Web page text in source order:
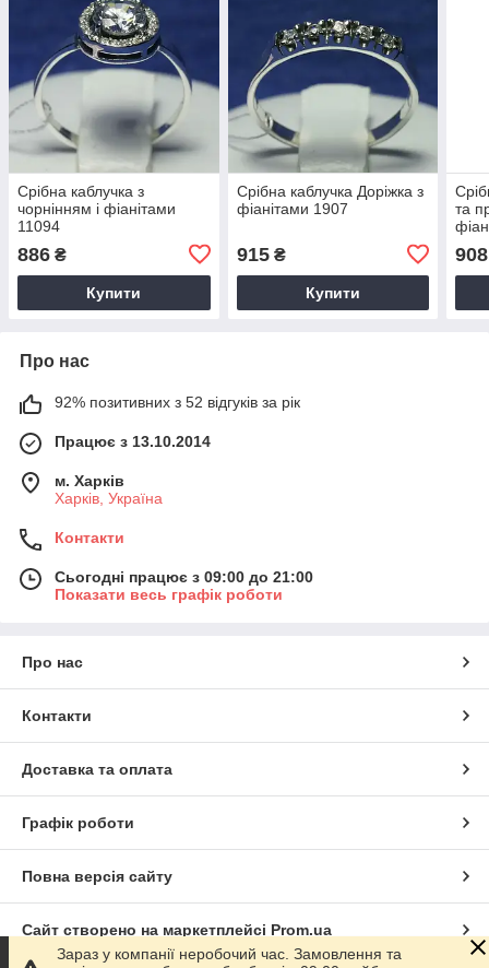
Срібна каблучка з
чорнінням і фіанітами
11094
886 ₴
Купити
Срібна каблучка Доріжка з
фіанітами 1907
915₴
Купити
та
908
Про нас
92% позитивних з 52 відгуків за рік
Працює з 13.10.2014
м. Харків
Харків, Україна
Контакти
Сьогодні працює з 09:00 до 21:00
Показати весь графік роботи
Про нас
Контакти
Доставка та оплата
Графік роботи
Повна версія сайту
Сайт створено на маркетплейсі Prom.ua
Зараз у компанії неробочий час. Замовлення та